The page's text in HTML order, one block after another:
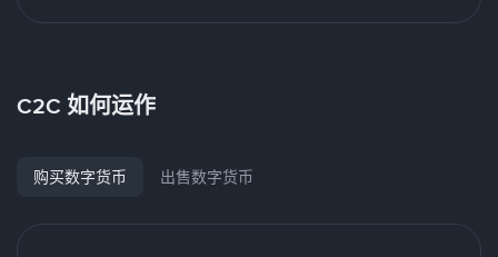
C2C 如何运作
购买数字货币 出售数字货币